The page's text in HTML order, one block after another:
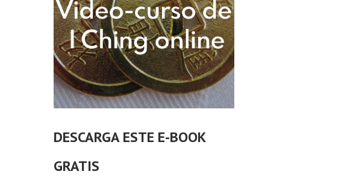
DESCARGA ESTE E-BOOK
GRATIS